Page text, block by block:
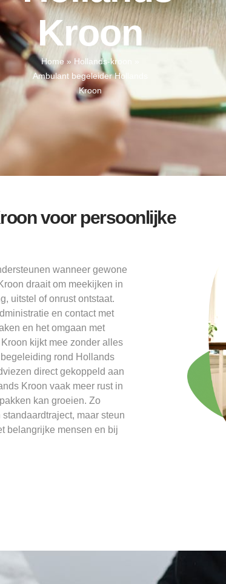
Kroon
Home » Hollands-kroon
Ambulant begeleider Hollands
Kroon
voor persoonlijke
wanneer gewone
draait om meekijken in
uitstel of onrust ontstaat.
en contact met
en het omgaan met
kijkt mee zonder alles
rond Hollands
direct gekoppeld aan
Kroon vaak meer rust in
kan groeien. Zo
maar steun
belangrijke mensen en bij